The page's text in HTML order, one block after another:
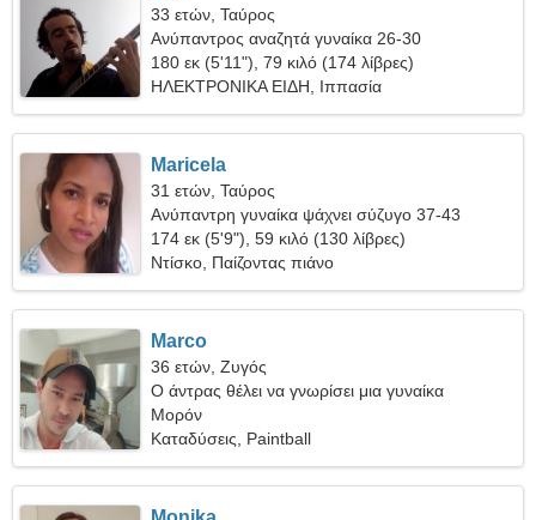
33 ετών, Ταύρος
Ανύπαντρος αναζητά γυναίκα 26-30
180 εκ (5'11"), 79 κιλό (174 λίβρες)
ΗΛΕΚΤΡΟΝΙΚΑ ΕΙΔΗ, Ιππασία
Maricela
31 ετών, Ταύρος
Ανύπαντρη γυναίκα ψάχνει σύζυγο 37-43
174 εκ (5'9"), 59 κιλό (130 λίβρες)
Ντίσκο, Παίζοντας πιάνο
Marco
36 ετών, Ζυγός
Ο άντρας θέλει να γνωρίσει μια γυναίκα
Μορόν
Καταδύσεις, Paintball